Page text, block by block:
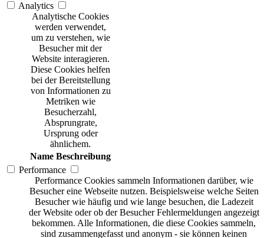
Analytics
Analytische Cookies
werden verwendet,
um zu verstehen, wie
Besucher mit der
Website interagieren.
Diese Cookies helfen
bei der Bereitstellung
von Informationen zu
Metriken wie
Besucherzahl,
Absprungrate,
Ursprung oder
ähnlichem.
Name Beschreibung
Performance
Performance Cookies sammeln Informationen darüber, wie
Besucher eine Webseite nutzen. Beispielsweise welche Seiten
Besucher wie häufig und wie lange besuchen, die Ladezeit
der Website oder ob der Besucher Fehlermeldungen angezeigt
bekommen. Alle Informationen, die diese Cookies sammeln,
sind zusammengefasst und anonym - sie können keinen